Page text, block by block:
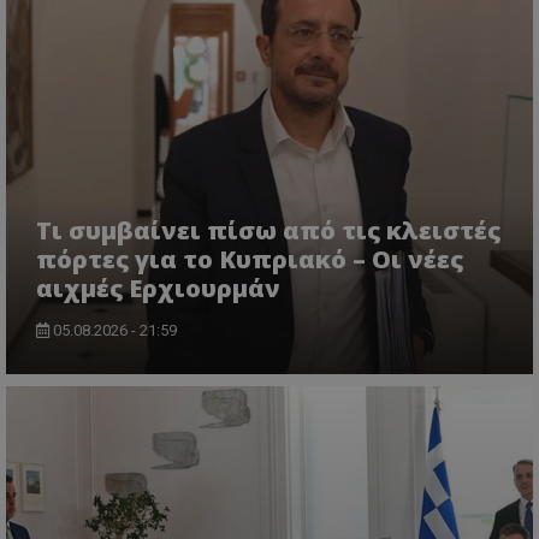
Τι συμβαίνει πίσω από τις κλειστές
πόρτες για το Κυπριακό – Οι νέες
αιχμές Ερχιουρμάν
05.08.2026 - 21:59
VISITOR_PRIVACY_METADATA
YouTube
.youtube.com